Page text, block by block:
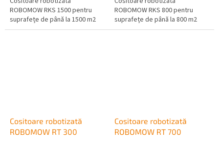
ROBOMOW RKS 1500 pentru
suprafețe de până la 1500 m2
ROBOMOW RKS 800 pentru
suprafețe de până la 800 m2
Cositoare robotizată
ROBOMOW RT 300
Cositoare robotizată
ROBOMOW RT 700